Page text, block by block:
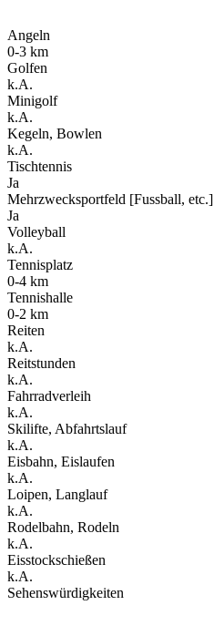
Angeln
0-3 km
Golfen
k.A.
Minigolf
k.A.
Kegeln, Bowlen
k.A.
Tischtennis
Ja
Mehrzwecksportfeld [Fussball, etc.]
Ja
Volleyball
k.A.
Tennisplatz
0-4 km
Tennishalle
0-2 km
Reiten
k.A.
Reitstunden
k.A.
Fahrradverleih
k.A.
Skilifte, Abfahrtslauf
k.A.
Eisbahn, Eislaufen
k.A.
Loipen, Langlauf
k.A.
Rodelbahn, Rodeln
k.A.
Eisstockschießen
k.A.
Sehenswürdigkeiten